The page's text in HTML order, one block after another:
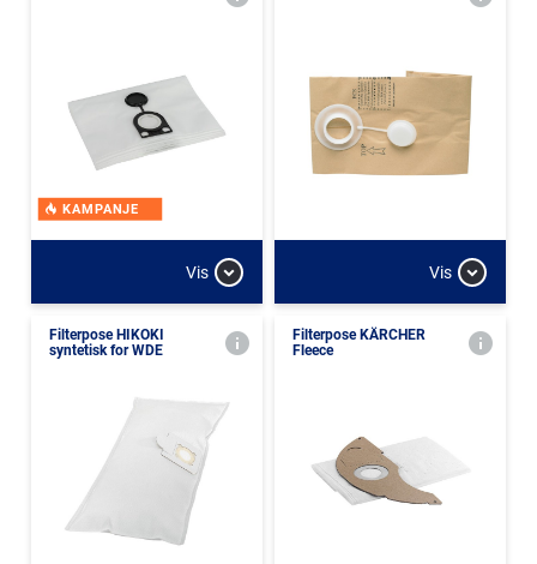
KAMPANJE
Vis Vis
Filterpose HIKOKI
syntetisk for WDE
Filterpose KÄRCHER
Fleece